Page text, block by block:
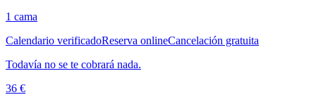
1 cama
Calendario verificadoReserva onlineCancelación gratuita
Todavía no se te cobrará nada.
36 €